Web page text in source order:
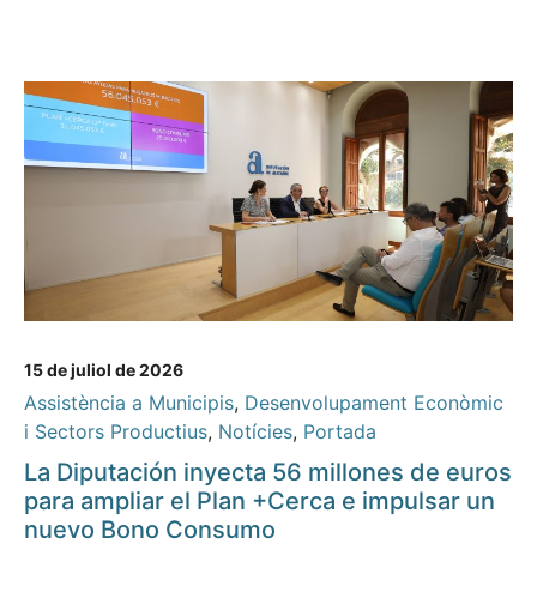
15 de juliol de 2026
Assistència a Municipis, Desenvolupament Econòmic
i Sectors Productius, Notícies, Portada
La Diputación inyecta 56 millones de euros
para ampliar el Plan +Cerca e impulsar un
nuevo Bono Consumo